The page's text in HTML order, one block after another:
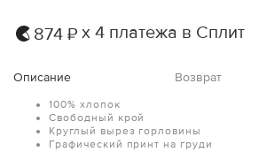
874 ₽ х 4 платежа в Сплит
Описание Возврат
100% хлопок
Свободный крой
Круглый вырез горловины
Графический принт на груди